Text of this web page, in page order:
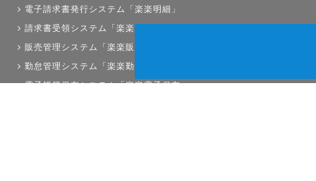
電子請求書発行システム「楽楽明細」
請求書受領システム「楽楽請求」
販売管理システム「楽楽販売」
勤怠管理システム「楽楽勤怠」
電子帳簿保存システム「楽楽電子保存」